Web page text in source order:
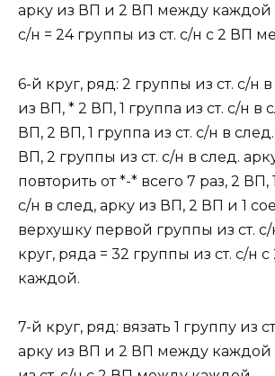
арку из ВП и 2 ВП между каждой
с/н = 24 группы из ст. с/н с 2 ВП
6-й круг, ряд: 2 группы из ст. с/н
из ВП, * 2 ВП, 1 группа из ст. с/н в
ВП, 2 ВП, 1 группа из ст. с/н в
ВП, 2 группы из ст. с/н в след.
повторить от *-* всего 7 раз, 2 ВП,
с/н в след, арку из ВП, 2 ВП и 1
верхушку первой группы из ст. с/
круг, ряда = 32 группы из ст. с/н
каждой.
7-й круг, ряд: вязать 1 группу из
арку из ВП и 2 ВП между каждой